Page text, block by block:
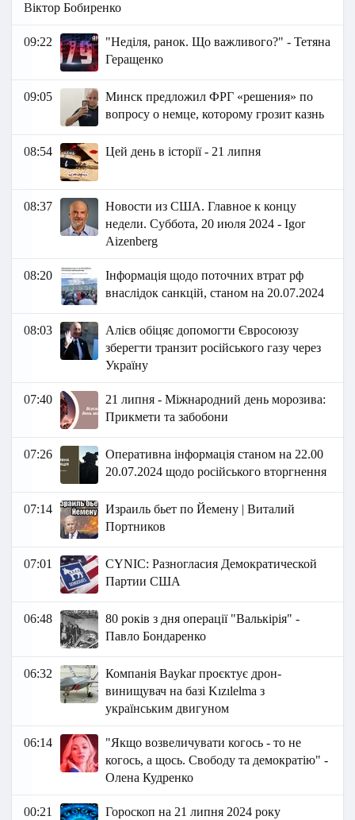
Віктор Бобиренко
09:22
"Неділя, ранок. Що важливого?" - Тетяна
Геращенко
09:05
Минск предложил ФРГ «решения» по
вопросу о немце, которому грозит казнь
08:54 Цей день в історії - 21 липня
08:37
Новости из США. Главное к концу
недели. Суббота, 20 июля 2024 - Igor
Aizenberg
08:20
Інформація щодо поточних втрат рф
внаслідок санкцій, станом на 20.07.2024
08:03
Алієв обіцяє допомогти Євросоюзу
зберегти транзит російського газу через
Україну
07:40
21 липня - Міжнародний день морозива:
Прикмети та забобони
07:26
Оперативна інформація станом на 22.00
20.07.2024 щодо російського вторгнення
07:14
Израиль бьет по Йемену | Виталий
Портников
07:01
СYNIC: Разногласия Демократической
Партии США
06:48
80 років з дня операції "Валькірія" -
Павло Бондаренко
06:32
Компанія Baykar проєктує дрон-
винищувач на базі Kızılelma з
українським двигуном
06:14
"Якщо возвеличувати когось - то не
когось, а щось. Свободу та демократію" -
Олена Кудренко
00:21 Гороскоп на 21 липня 2024 року